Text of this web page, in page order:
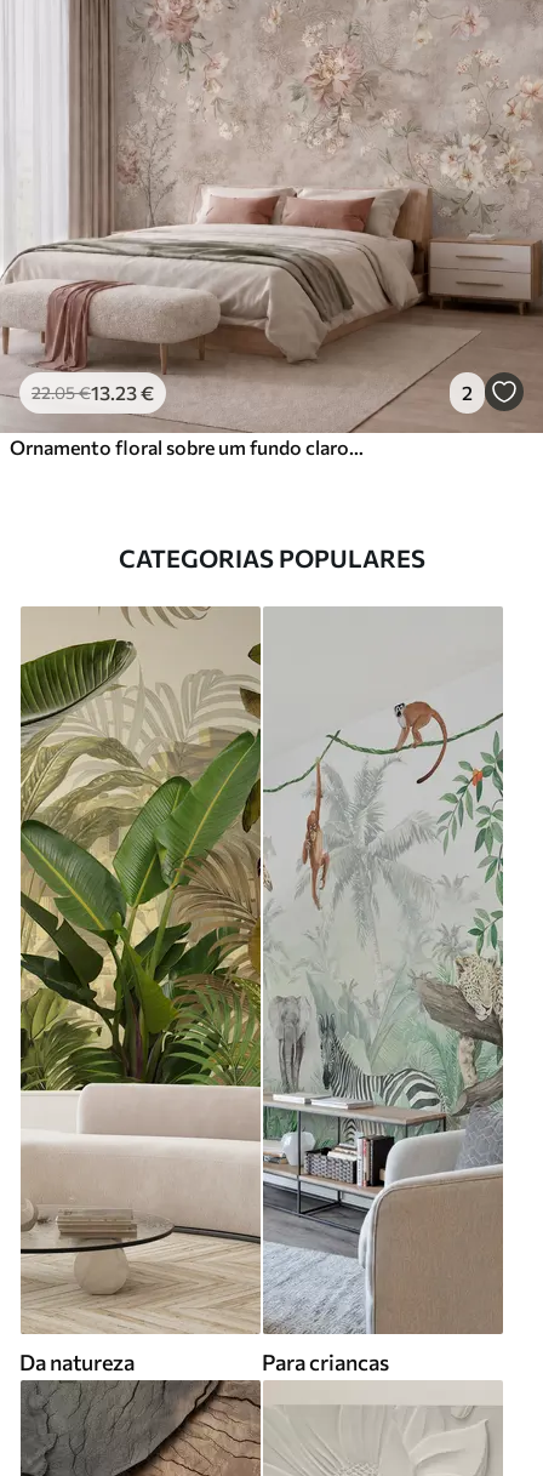
22.05€13 .23€ 2
CATEGORIAS POPULARES
Da natureza Para criancas